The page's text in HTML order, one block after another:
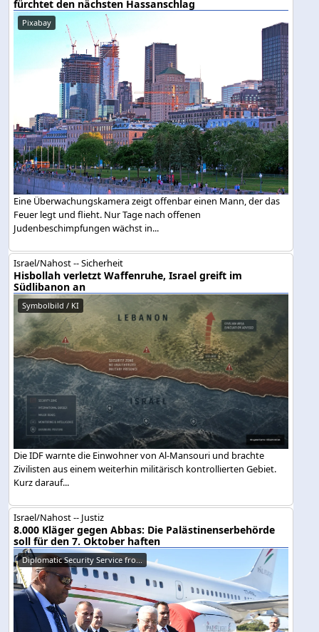
fürchtet den nächsten Hassanschlag
Pixabay
Eine Überwachungskamera zeigt offenbar einen Mann, der das
Feuer legt und flieht. Nur Tage nach offenen
Judenbeschimpfungen wächst in...
Israel/Nahost -- Sicherheit
Hisbollah verletzt Waffenruhe, Israel greift im
Südlibanon an
Symbolbild / KI
Die IDF warnte die Einwohner von Al-Mansouri und brachte
Zivilisten aus einem weiterhin militärisch kontrollierten Gebiet.
Kurz darauf...
Israel/Nahost -- Justiz
8.000 Kläger gegen Abbas: Die Palästinenserbehörde
soll für den 7. Oktober haften
Diplomatic Security Service fro...